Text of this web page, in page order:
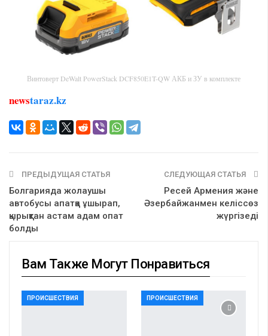
Винтоверт DeWalt PowerStack DCF850E1T-QW АКБ и ЗУ в комплекте
newstaraz.kz
ПРЕДЫДУЩАЯ СТАТЬЯ
Болгарияда жолаушы
автобусы апатқа ұшырап,
қырықтан астам адам опат
болды
СЛЕДУЮЩАЯ СТАТЬЯ
Ресей Армения және
Әзербайжанмен келіссөз
жүргізеді
Вам Также Могут Понравиться
ПРОИСШЕСТВИЯ ПРОИСШЕСТВИЯ